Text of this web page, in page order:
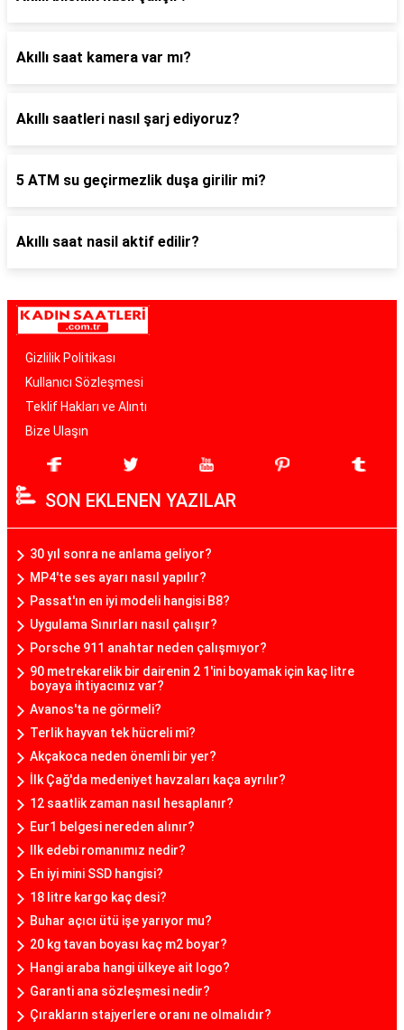
Akıllı saat kamera var mı?
Akıllı saatleri nasıl şarj ediyoruz?
5 ATM su geçirmezlik duşa girilir mi?
Akıllı saat nasil aktif edilir?
Gizlilik Politikası
Kullanıcı Sözleşmesi
Teklif Hakları ve Alıntı
Bize Ulaşın
SON EKLENEN YAZILAR
30 yıl sonra ne anlama geliyor?
MP4'te ses ayarı nasıl yapılır?
Passat'ın en iyi modeli hangisi B8?
Uygulama Sınırları nasıl çalışır?
Porsche 911 anahtar neden çalışmıyor?
90 metrekarelik bir dairenin 2 1'ini boyamak için kaç litre
boyaya ihtiyacınız var?
Avanos'ta ne görmeli?
Terlik hayvan tek hücreli mi?
Akçakoca neden önemli bir yer?
İlk Çağ'da medeniyet havzaları kaça ayrılır?
12 saatlik zaman nasıl hesaplanır?
Eur1 belgesi nereden alınır?
Ilk edebi romanımız nedir?
En iyi mini SSD hangisi?
18 litre kargo kaç desi?
Buhar açıcı ütü işe yarıyor mu?
20 kg tavan boyası kaç m2 boyar?
Hangi araba hangi ülkeye ait logo?
Garanti ana sözleşmesi nedir?
Çırakların stajyerlere oranı ne olmalıdır?